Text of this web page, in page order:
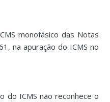
monofásico das Notas
na apuração do ICMS no
do ICMS não reconhece o